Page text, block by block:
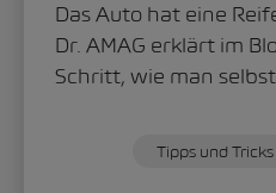
Das Auto hat eine
Dr. AMAG erklärt im
Schritt, wie man selbst
Tipps und